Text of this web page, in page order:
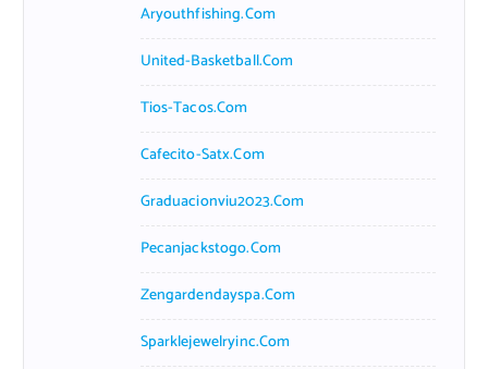
Aryouthfishing.com
United-Basketball.com
Tios-Tacos.com
Cafecito-Satx.com
Graduacionviu2023.com
Pecanjackstogo.com
Zengardendayspa.com
Sparklejewelryinc.com